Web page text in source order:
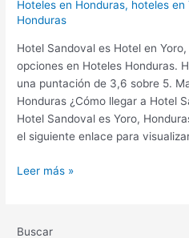
Hoteles en Honduras, hoteles en
Honduras
Hotel Sandoval es Hotel en
opciones en Hoteles Honduras.
una puntación de 3,6 sobre 5.
Honduras ¿Cómo llegar a Hotel
Hotel Sandoval es Yoro,
el siguiente enlace para
Leer más »
Buscar